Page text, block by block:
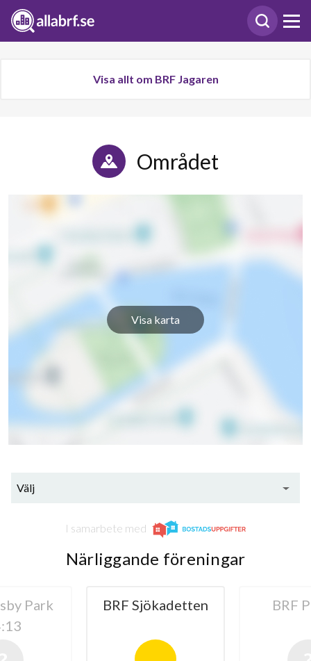
Visa allt om BRF Jagaren
Området
Visa karta
Välj
I samarbete med
Närliggande föreningar
Sjökadetten BRF Parken